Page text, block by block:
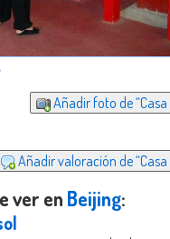
Añadir foto de
Añadir valoración de
ver en Beijing: